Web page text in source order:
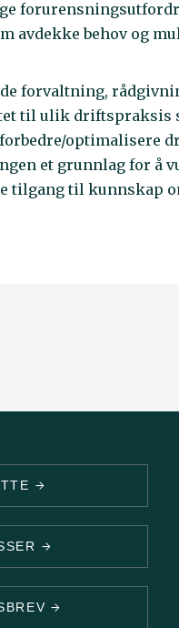
avdekke behov og
forvaltning,
til ulik driftspraksis
optimalisere
et grunnlag for å
tilgang til kunnskap